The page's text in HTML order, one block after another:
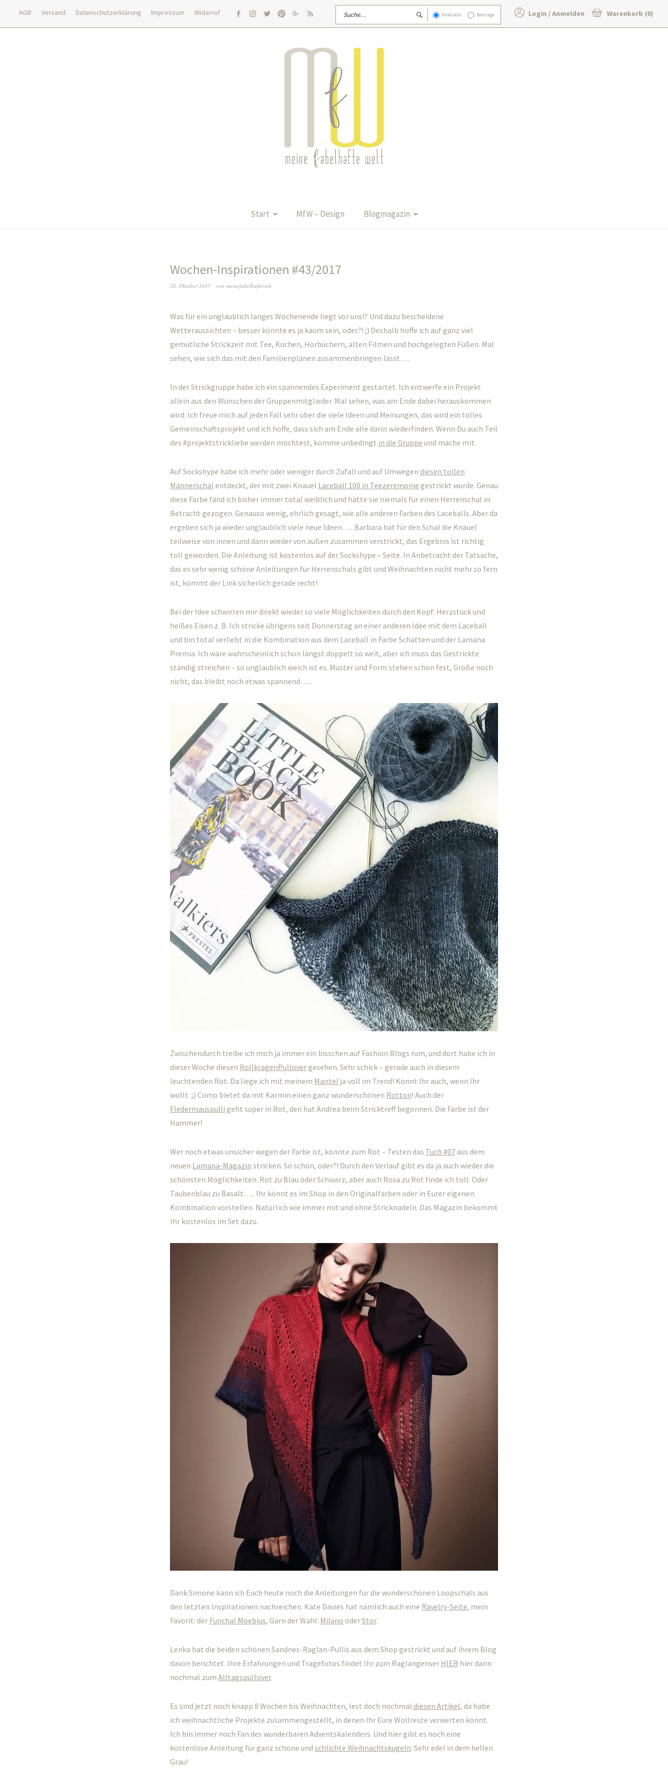
AGB Versand Datenschutzerklärung Impressum
Widerruf
facebookInstagram
twitterpinterest
google
rss
Produkte Beiträge Login / Anmelden Warenkorb (0)
Start MfW – Design Blogmagazin
Wochen-Inspirationen #43/2017
28. Oktober 2017 von meinefabelhaftewelt
Was für ein unglaublich langes Wochenende liegt vor uns!? Und dazu bescheidene
Wetteraussichten – besser könnte es ja kaum sein, oder?! ;) Deshalb hoffe ich auf ganz viel
gemütliche Strickzeit mit Tee, Kuchen, Hörbüchern, alten Filmen und hochgelegten Füßen. Mal
sehen, wie sich das mit den Familienplänen zusammenbringen lässt….
In der Strickgruppe habe ich ein spannendes Experiment gestartet. Ich entwerfe ein Projekt
allein aus den Wünschen der Gruppenmitglieder. Mal sehen, was am Ende dabei herauskommen
wird. Ich freue mich auf jeden Fall sehr über die viele Ideen und Meinungen, das wird ein tolles
Gemeinschaftsprojekt und ich hoffe, dass sich am Ende alle darin wiederfinden. Wenn Du auch Teil
des #projektstrickliebe werden möchtest, komme unbedingt in die Gruppe und mache mit.
Auf Sockshype habe ich mehr oder weniger durch Zufall und auf Umwegen diesen tollen
Männerschal entdeckt, der mit zwei Knäuel Laceball 100 in Teezeremonie gestrickt wurde. Genau
diese Farbe fand ich bisher immer total weiblich und hätte sie niemals für einen Herrenschal in
Betracht gezogen. Genauso wenig, ehrlich gesagt, wie alle anderen Farben des Laceballs. Aber da
ergeben sich ja wieder unglaublich viele neue Ideen….. Barbara hat für den Schal die Knäuel
teilweise von innen und dann wieder von außen zusammen verstrickt, das Ergebnis ist richtig
toll geworden. Die Anleitung ist kostenlos auf der Sockshype – Seite. In Anbetracht der Tatsache,
das es sehr wenig schöne Anleitungen für Herrenschals gibt und Weihnachten nicht mehr so fern
ist, kommt der Link sicherlich gerade recht!
Bei der Idee schwirren mir direkt wieder so viele Möglichkeiten durch den Kopf: Herzstück und
heißes Eisen z. B. Ich stricke übrigens seit Donnerstag an einer anderen Idee mit dem Laceball
und bin total verliebt in die Kombination aus dem Laceball in Farbe Schatten und der Lamana
Premia. Ich wäre wahrscheinlich schon längst doppelt so weit, aber ich muss das Gestrickte
ständig streichen – so unglaublich weich ist es. Muster und Form stehen schon fest, Größe noch
nicht, das bleibt noch etwas spannend…..
Zwischendurch treibe ich mich ja immer ein bisschen auf Fashion Blogs rum, und dort habe ich in
dieser Woche diesen RollkragenPullovergesehen. Sehr schick – gerade auch in diesem
leuchtenden Rot. Da liege ich mit meinem Mantel ja voll im Trend! Könnt Ihr auch, wenn Ihr
wollt ;) Como bietet da mit Karmin einen ganz wunderschönen Rotton! Auch der
Fledermauspulli geht super in Rot, den hat Andrea beim Stricktreff begonnen. Die Farbe ist der
Hammer!
Wer noch etwas unsicher wegen der Farbe ist, könnte zum Rot – Testen das Tuch #07aus dem
neuen Lamana-Magazin stricken. So schön, oder?! Durch den Verlauf gibt es da ja auch wieder die
schönsten Möglichkeiten. Rot zu Blau oder Schwarz, aber auch Rosa zu Rot finde ich toll. Oder
Taubenblau zu Basalt….. Ihr könnt es im Shop in den Originalfarben oder in Eurer eigenen
Kombination vorstellen. Natürlich wie immer mit und ohne Stricknadeln. Das Magazin bekommt
Ihr kostenlos im Set dazu.
Dank Simone kann ich Euch heute noch die Anleitungen für die wunderschönen Loopschals aus
den letzten Inspirationen nachreichen. Kate Davies hat nämlich auch eine Ravelry-Seite, mein
Favorit: der Funchal Moebius, Garn der Wahl: Milano oderStor.
Lenka hat die beiden schönen Sandnes-Raglan-Pullis aus dem Shop gestrickt und auf ihrem Blog
davon berichtet. Ihre Erfahrungen und Tragefotos findet Ihr zum Raglangenser HIER hier dann
nochmal zum Alltagspullover.
Es sind jetzt noch knapp 8 Wochen bis Weihnachten, lest doch nochmal diesen Artikel, da habe
ich weihnachtliche Projekte zusammengestellt, in denen Ihr Eure Wollreste verwerten könnt.
Ich bin immer noch Fan des wunderbaren Adventskalenders. Und hier gibt es noch eine
kostenlose Anleitung für ganz schöne und schlichte Weihnachtskugeln. Sehr edel in dem hellen
Grau!